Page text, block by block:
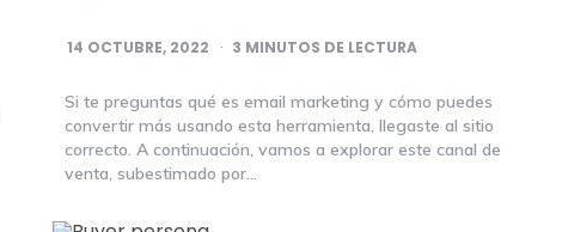
14 OCTUBRE, 2022 3 MINUTOS DE LECTURA
Si te preguntas qué es email marketing y cómo puedes
convertir más usando esta herramienta, llegaste al sitio
correcto. A continuación, vamos a explorar este canal de
venta, subestimado por…